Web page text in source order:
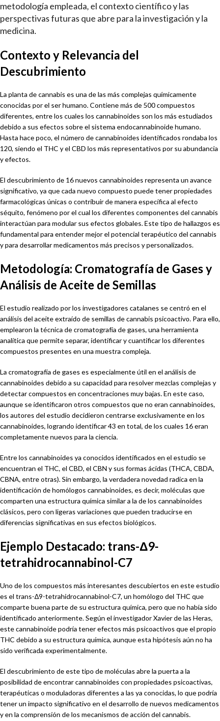
metodología empleada, el contexto científico y las
perspectivas futuras que abre para la investigación y la
medicina.
Contexto y Relevancia del
Descubrimiento
La planta de cannabis es una de las más complejas químicamente
conocidas por el ser humano. Contiene más de 500 compuestos
diferentes, entre los cuales los cannabinoides son los más estudiados
debido a sus efectos sobre el sistema endocannabinoide humano.
Hasta hace poco, el número de cannabinoides identificados rondaba los
120, siendo el THC y el CBD los más representativos por su abundancia
y efectos.
El descubrimiento de 16 nuevos cannabinoides representa un avance
significativo, ya que cada nuevo compuesto puede tener propiedades
farmacológicas únicas o contribuir de manera específica al efecto
séquito, fenómeno por el cual los diferentes componentes del cannabis
interactúan para modular sus efectos globales. Este tipo de hallazgos es
fundamental para entender mejor el potencial terapéutico del cannabis
y para desarrollar medicamentos más precisos y personalizados.
Metodología: Cromatografía de Gases y
Análisis de Aceite de Semillas
El estudio realizado por los investigadores catalanes se centró en el
análisis del aceite extraído de semillas de cannabis psicoactivo. Para ello,
emplearon la técnica de cromatografía de gases, una herramienta
analítica que permite separar, identificar y cuantificar los diferentes
compuestos presentes en una muestra compleja.
La cromatografía de gases es especialmente útil en el análisis de
cannabinoides debido a su capacidad para resolver mezclas complejas y
detectar compuestos en concentraciones muy bajas. En este caso,
aunque se identificaron otros compuestos que no eran cannabinoides,
los autores del estudio decidieron centrarse exclusivamente en los
cannabinoides, logrando identificar 43 en total, de los cuales 16 eran
completamente nuevos para la ciencia.
Entre los cannabinoides ya conocidos identificados en el estudio se
encuentran el THC, el CBD, el CBN y sus formas ácidas (THCA, CBDA,
CBNA, entre otras). Sin embargo, la verdadera novedad radica en la
identificación de homólogos cannabinoides, es decir, moléculas que
comparten una estructura química similar a la de los cannabinoides
clásicos, pero con ligeras variaciones que pueden traducirse en
diferencias significativas en sus efectos biológicos.
Ejemplo Destacado: trans-Δ9-
tetrahidrocannabinol-C7
Uno de los compuestos más interesantes descubiertos en este estudio
es el trans-Δ9-tetrahidrocannabinol-C7, un homólogo del THC que
comparte buena parte de su estructura química, pero que no había sido
identificado anteriormente. Según el investigador Xavier de las Heras,
este cannabinoide podría tener efectos más psicoactivos que el propio
THC debido a su estructura química, aunque esta hipótesis aún no ha
sido verificada experimentalmente.
El descubrimiento de este tipo de moléculas abre la puerta a la
posibilidad de encontrar cannabinoides con propiedades psicoactivas,
terapéuticas o moduladoras diferentes a las ya conocidas, lo que podría
tener un impacto significativo en el desarrollo de nuevos medicamentos
y en la comprensión de los mecanismos de acción del cannabis.